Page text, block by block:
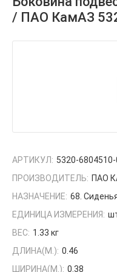
/ ПАО КамАЗ
АРТИКУЛ: 5320-6804510-
ПРОИЗВОДИТЕЛЬ: ПАО
НАЗНАЧЕНИЕ: 68.
ЕДИНИЦА ИЗМЕРЕНИЯ:
ВЕС: 1.33 кг
ДЛИНА(М.): 0.46
ШИРИНА(М.): 0.38